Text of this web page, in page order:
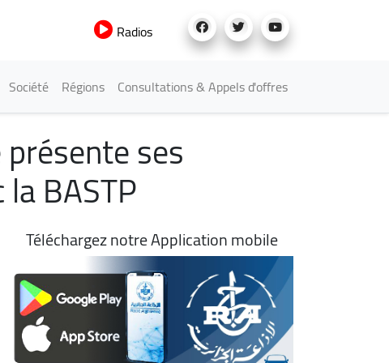
Radios
Société Régions Consultations & Appels d'offres
ses
BASTP
Téléchargez notre Application mobile